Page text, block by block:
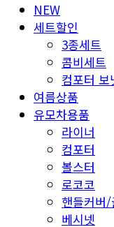
NEW
세트할인
3종세트
콤비세트
컴포터 보
여름상품
유모차용품
라이너
컴포터
볼스터
로코코
핸들커버/
베시넷